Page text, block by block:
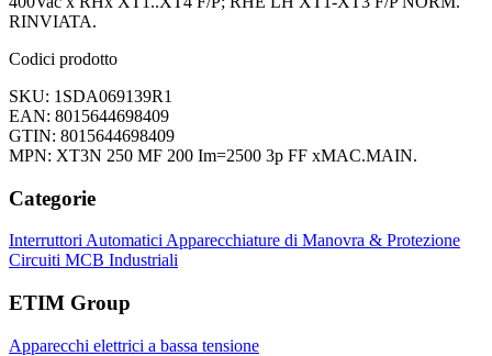
RINVIATA.
Codici prodotto
SKU: 1SDA069139R1
EAN: 8015644698409
GTIN: 8015644698409
MPN: XT3N 250 MF 200 Im=2500 3p FF xMAC.MAIN.
Categorie
Interruttori Automatici Apparecchiature di Manovra & Protezione
Circuiti MCB Industriali
ETIM Group
Apparecchi elettrici a bassa tensione